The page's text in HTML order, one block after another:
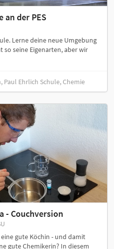
an der PES
Lerne deine neue Umgebung
so seine Eigenarten, aber wir
Paul Ehrlich Schule, Chemie
- Couchversion
gute Köchin - und damit
gute Chemikerin? In diesem